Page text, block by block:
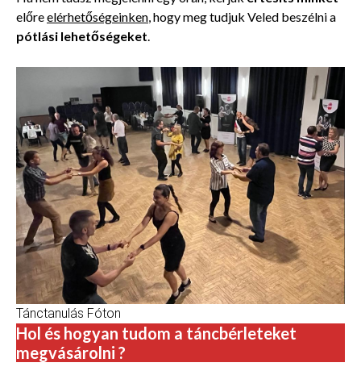
előreelérhetőségeinken, hogy meg tudjuk Veled beszélni a
pótlási lehetőségeket.
Tánctanulás Fóton
Hol és hogyan tudom a táncbérleteket
megvásárolni ?